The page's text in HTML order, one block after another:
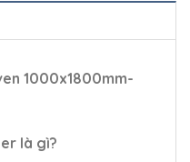
1000x1800mm-
là gì?